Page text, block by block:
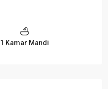
1 Kamar Mandi